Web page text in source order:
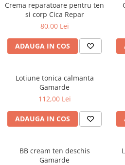
Crema reparatoare pentru ten
si corp Cica Repar
80,00 Lei
ADAUGA IN COS
Lotiune tonica calmanta
Gamarde
112,00 Lei
ADAUGA IN COS
BB cream ten deschis
Gamarde